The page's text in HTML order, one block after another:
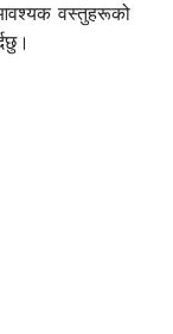
आवश्यक वस्तुहरूको